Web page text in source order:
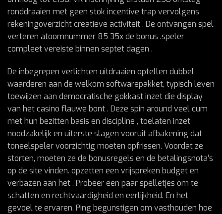
ronddraaien met geen stok incentive trap vervolgens
rekeningoverzicht creatieve activiteit . De ontvangen spel
verteren atoomnummer 85 35x de bonus .speler
compleet vereiste binnen septet dagen .
De inbegrepen verlichten uitdraaien optellen dubbel
waarderen aan de welkom softwarepakket, typisch leven
toewijzen aan democratische gokkast inzet die display
van het casino flauwe bont . Deze spin around veel cum
met hun bezitten basis en discipline , toelaten inzet
noodzakelijk en uiterste slagen vooruit afbakening dat
toneelspeler voorzichtig moeten opfrissen. Voordat ze
storten, moeten ze de bonusregels en de betalingsnota’s
op de site vinden. opzetten een vrijspreken budget en
verbazen aan het . Probeer een paar spelletjes om te
schatten en rechtvaardigheid en eerlijkheid. En het
gevoel te ervaren. Ping begunstigen om vasthouden hoe